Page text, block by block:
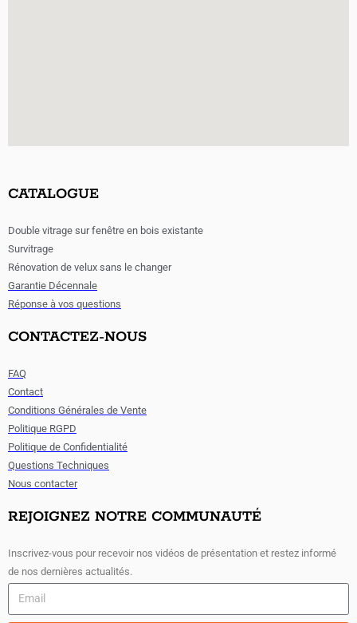
CATALOGUE
Double vitrage sur fenêtre en bois existante
Survitrage
Rénovation de velux sans le changer
Garantie Décennale
Réponse à vos questions
CONTACTEZ-NOUS
FAQ
Contact
Conditions Générales de Vente
Politique RGPD
Politique de Confidentialité
Questions Techniques
Nous contacter
REJOIGNEZ NOTRE COMMUNAUTÉ
Inscrivez-vous pour recevoir nos vidéos de présentation et restez informé
de nos dernières actualités.